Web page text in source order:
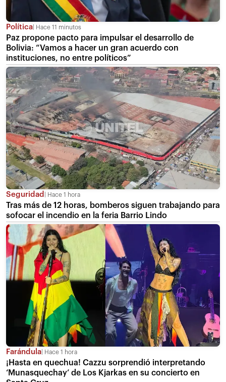
Política Hace 11 minutos
Paz propone pacto para impulsar el desarrollo de
Bolivia: “Vamos a hacer un gran acuerdo con
instituciones, no entre políticos”
Seguridad Hace 1 hora
Tras más de 12 horas, bomberos siguen trabajando para
sofocar el incendio en la feria Barrio Lindo
Farándula Hace 1 hora
¡Hasta en quechua! Cazzu sorprendió interpretando
‘Munasquechay’ de Los Kjarkas en su concierto en